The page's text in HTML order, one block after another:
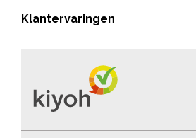
Klantervaringen